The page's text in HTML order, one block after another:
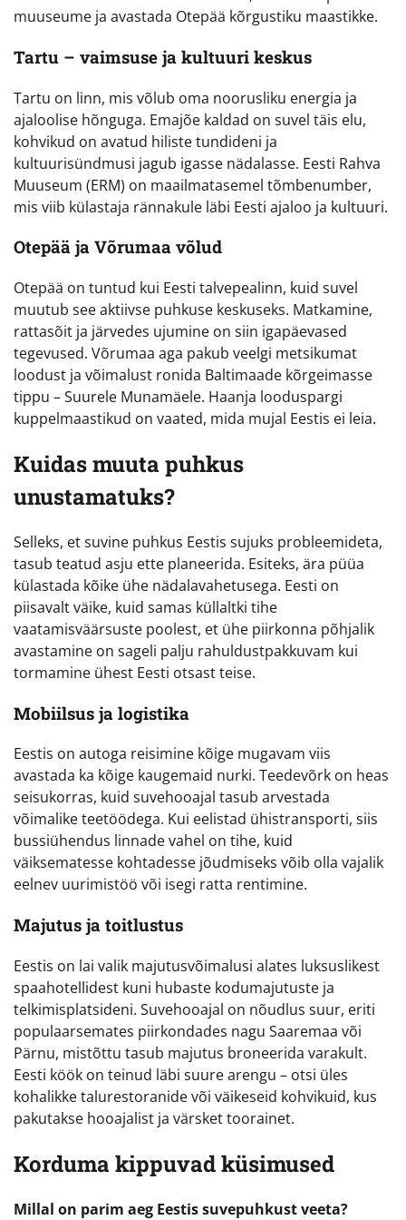
muuseume ja avastada Otepää kõrgustiku maastikke.
Tartu – vaimsuse ja kultuuri keskus
Tartu on linn, mis võlub oma noorusliku energia ja
ajaloolise hõnguga. Emajõe kaldad on suvel täis elu,
kohvikud on avatud hiliste tundideni ja
kultuurisündmusi jagub igasse nädalasse. Eesti Rahva
Muuseum (ERM) on maailmatasemel tõmbenumber,
mis viib külastaja rännakule läbi Eesti ajaloo ja kultuuri.
Otepää ja Võrumaa võlud
Otepää on tuntud kui Eesti talvepealinn, kuid suvel
muutub see aktiivse puhkuse keskuseks. Matkamine,
rattasõit ja järvedes ujumine on siin igapäevased
tegevused. Võrumaa aga pakub veelgi metsikumat
loodust ja võimalust ronida Baltimaade kõrgeimasse
tippu – Suurele Munamäele. Haanja looduspargi
kuppelmaastikud on vaated, mida mujal Eestis ei leia.
Kuidas muuta puhkus
unustamatuks?
Selleks, et suvine puhkus Eestis sujuks probleemideta,
tasub teatud asju ette planeerida. Esiteks, ära püüa
külastada kõike ühe nädalavahetusega. Eesti on
piisavalt väike, kuid samas küllaltki tihe
vaatamisväärsuste poolest, et ühe piirkonna põhjalik
avastamine on sageli palju rahuldustpakkuvam kui
tormamine ühest Eesti otsast teise.
Mobiilsus ja logistika
Eestis on autoga reisimine kõige mugavam viis
avastada ka kõige kaugemaid nurki. Teedevõrk on heas
seisukorras, kuid suvehooajal tasub arvestada
võimalike teetöödega. Kui eelistad ühistransporti, siis
bussiühendus linnade vahel on tihe, kuid
väiksematesse kohtadesse jõudmiseks võib olla vajalik
eelnev uurimistöö või isegi ratta rentimine.
Majutus ja toitlustus
Eestis on lai valik majutusvõimalusi alates luksuslikest
spaahotellidest kuni hubaste kodumajutuste ja
telkimisplatsideni. Suvehooajal on nõudlus suur, eriti
populaarsemates piirkondades nagu Saaremaa või
Pärnu, mistõttu tasub majutus broneerida varakult.
Eesti köök on teinud läbi suure arengu – otsi üles
kohalikke talurestoranide või väikeseid kohvikuid, kus
pakutakse hooajalist ja värsket toorainet.
Korduma kippuvad küsimused
Millal on parim aeg Eestis suvepuhkust veeta?